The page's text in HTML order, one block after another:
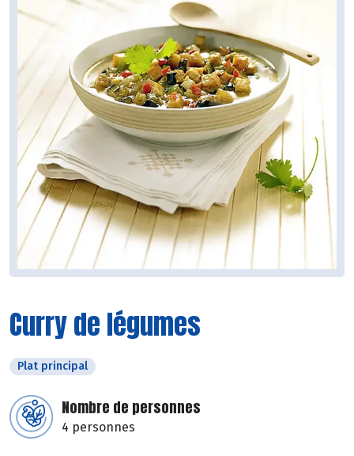
Curry de légumes
Plat principal
Nombre de personnes
4 personnes